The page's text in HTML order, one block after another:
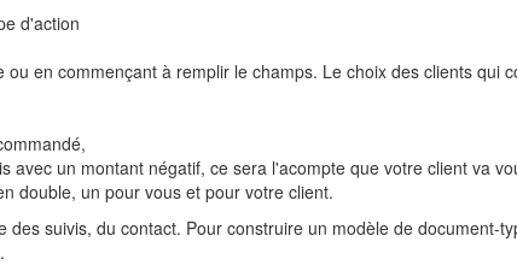
d'action
en commençant à remplir le champs. Le choix des clients qui
avec un montant négatif, ce sera l'acompte que votre client va
double, un pour vous et pour votre client.
suivis, du contact. Pour construire un modèle de document-